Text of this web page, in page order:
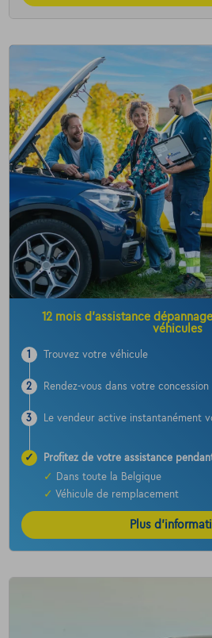
12 mois d’assistance
véhicules
1 Trouvez votre véhicule
2 Rendez-vous dans votre concession
3 Le vendeur active instantanément
✓
Profitez de votre assistance
✓
Dans toute la Belgique
✓ Véhicule de remplacement
Plus